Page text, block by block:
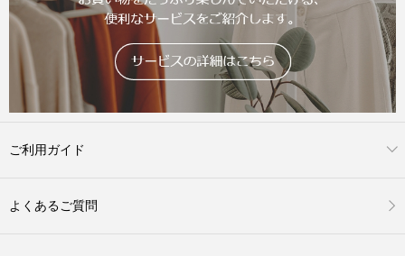
ご利用ガイド
よくあるご質問